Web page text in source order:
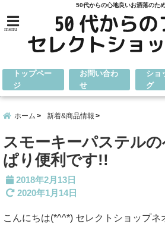
50代からの心地良いお洒落のた
menu
トップペー
ジ
お問い合わ
せ
ショ
グ
ホーム 新着&商品情報
スモーキーパステル
ぱり便利です!!
2018年2月13日
2020年1月14日
こんにちは(*^^*) セレクトショップネ